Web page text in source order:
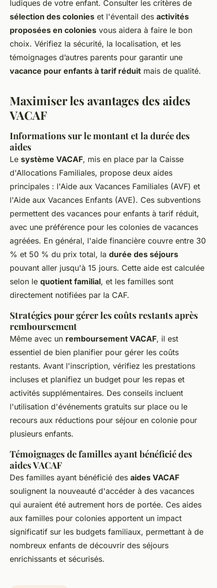
ludiques de votre enfant. Consulter les critères de
sélection des colonies et l'éventail des activités
proposées en colonies vous aidera à faire le bon
choix. Vérifiez la sécurité, la localisation, et les
témoignages d’autres parents pour garantir une
vacance pour enfants à tarif réduit mais de qualité.
Maximiser les avantages des aides
VACAF
Informations sur le montant et la durée des
aides
Le système VACAF, mis en place par la Caisse
d'Allocations Familiales, propose deux aides
principales : l'Aide aux Vacances Familiales (AVF) et
l'Aide aux Vacances Enfants (AVE). Ces subventions
permettent des vacances pour enfants à tarif réduit,
avec une préférence pour les colonies de vacances
agréées. En général, l'aide financière couvre entre 30
% et 50 % du prix total, la durée des séjours
pouvant aller jusqu'à 15 jours. Cette aide est calculée
selon le quotient familial, et les familles sont
directement notifiées par la CAF.
Stratégies pour gérer les coûts restants après
remboursement
Même avec un remboursement VACAF, il est
essentiel de bien planifier pour gérer les coûts
restants. Avant l'inscription, vérifiez les prestations
incluses et planifiez un budget pour les repas et
activités supplémentaires. Des conseils incluent
l'utilisation d'événements gratuits sur place ou le
recours aux réductions pour séjour en colonie pour
plusieurs enfants.
Témoignages de familles ayant bénéficié des
aides VACAF
Des familles ayant bénéficié des aides VACAF
soulignent la nouveauté d'accéder à des vacances
qui auraient été autrement hors de portée. Ces aides
aux familles pour colonies apportent un impact
significatif sur les budgets familiaux, permettant à de
nombreux enfants de découvrir des séjours
enrichissants et sécurisés.